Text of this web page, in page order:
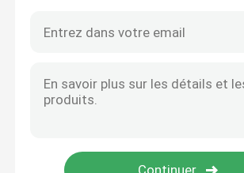
laser à commutation de Q de yag de
machine d'épilation de chargement